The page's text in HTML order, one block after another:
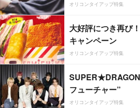
オリコンタイアップ特集
大好評につき再び
キャンペーン
オリコンタイアップ特集
フューチャー”
オリコンタイアップ特集